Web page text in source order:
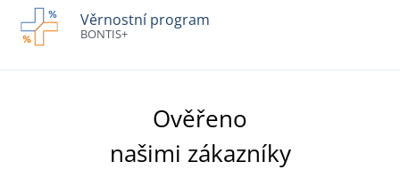
Věrnostní program
BONTIS+
Ověřeno
našimi zákazníky